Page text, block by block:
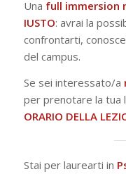
Una full immersion
IUSTO: avrai la
confrontarti,
del campus.
Se sei interessato/a
per prenotare la tua
ORARIO DELLA
Stai per laurearti in